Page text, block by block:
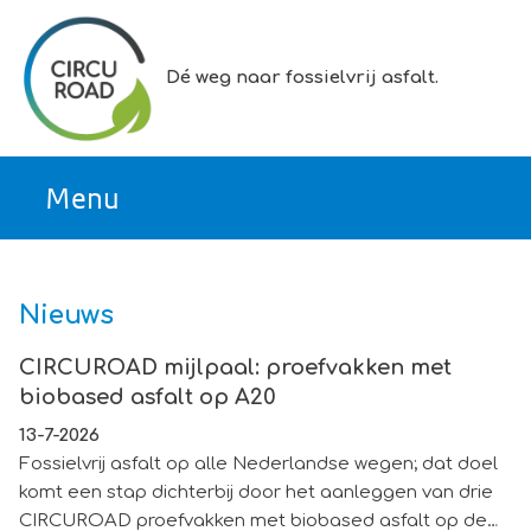
Ga direct naar inhoud
Dé weg naar fossielvrij asfalt.
Nieuws
CIRCUROAD mijlpaal: proefvakken met biobased asfalt
CIRCUROAD mijlpaal: proefvakken met
biobased asfalt op A20
13-7-2026
Fossielvrij asfalt op alle Nederlandse wegen; dat doel
komt een stap dichterbij door het aanleggen van drie
CIRCUROAD proefvakken met biobased asfalt op de